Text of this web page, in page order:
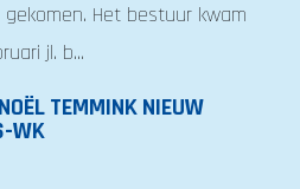
Het bestuur kwam
jl. b...
TEMMINK NIEUW
WK